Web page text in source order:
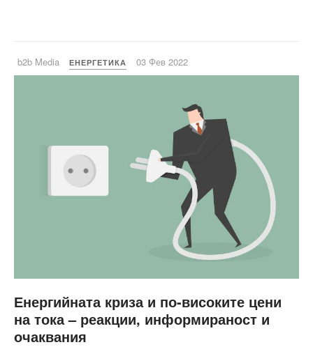
b2b Media ЕНЕРГЕТИКА 03 Фев 2022
Енергийната криза и по-високите цени
на тока – реакции, информираност и
очаквания